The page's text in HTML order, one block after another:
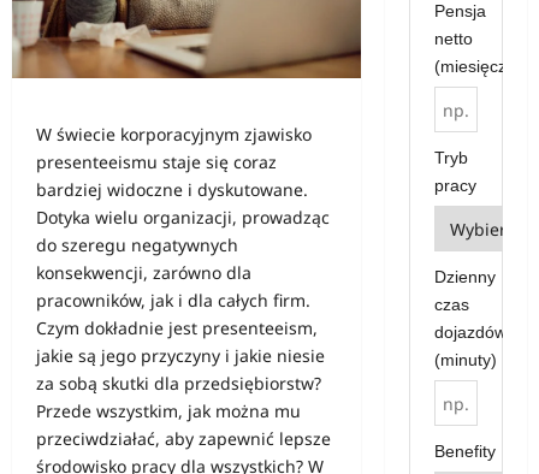
W świecie korporacyjnym zjawisko
presenteeismu staje się coraz
bardziej widoczne i dyskutowane.
Dotyka wielu organizacji, prowadząc
do szeregu negatywnych
konsekwencji, zarówno dla
pracowników, jak i dla całych firm.
Czym dokładnie jest presenteeism,
jakie są jego przyczyny i jakie niesie
za sobą skutki dla przedsiębiorstw?
Przede wszystkim, jak można mu
przeciwdziałać, aby zapewnić lepsze
środowisko pracy dla wszystkich? W
Pensja
netto
(miesięcznie)
Tryb
pracy
Dzienny
czas
dojazdów
(minuty)
Benefity